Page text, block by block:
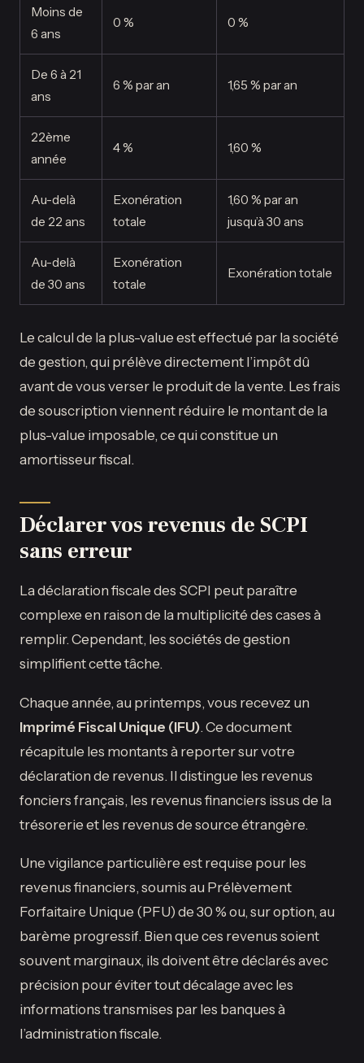
Moins de
6 ans
0 % 0 %
De 6 à 21
ans
6 % par an 1,65 % par an
22ème
année
4 % 1,60 %
Au-delà
de 22 ans
Exonération
totale
1,60 % par an
jusqu’à 30 ans
Au-delà
de 30 ans
Exonération
totale
Exonération totale
Le calcul de la plus-value est effectué par la société
de gestion, qui prélève directement l’impôt dû
avant de vous verser le produit de la vente. Les frais
de souscription viennent réduire le montant de la
plus-value imposable, ce qui constitue un
amortisseur fiscal.
Déclarer vos revenus de SCPI
sans erreur
La déclaration fiscale des SCPI peut paraître
complexe en raison de la multiplicité des cases à
remplir. Cependant, les sociétés de gestion
simplifient cette tâche.
Chaque année, au printemps, vous recevez un
Imprimé Fiscal Unique (IFU). Ce document
récapitule les montants à reporter sur votre
déclaration de revenus. Il distingue les revenus
fonciers français, les revenus financiers issus de la
trésorerie et les revenus de source étrangère.
Une vigilance particulière est requise pour les
revenus financiers, soumis au Prélèvement
Forfaitaire Unique (PFU) de 30 % ou, sur option, au
barème progressif. Bien que ces revenus soient
souvent marginaux, ils doivent être déclarés avec
précision pour éviter tout décalage avec les
informations transmises par les banques à
l’administration fiscale.